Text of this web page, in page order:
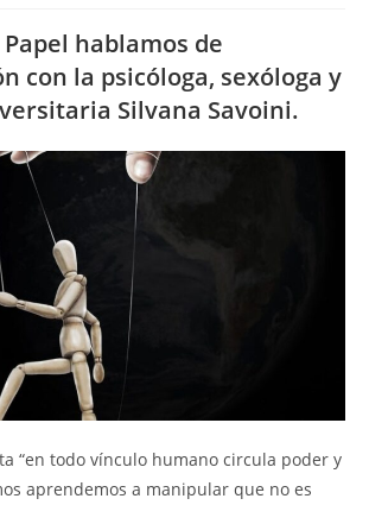
hablamos de
con la psicóloga, sexóloga y
Silvana Savoini.
“en todo vínculo humano circula poder y
aprendemos a manipular que no es